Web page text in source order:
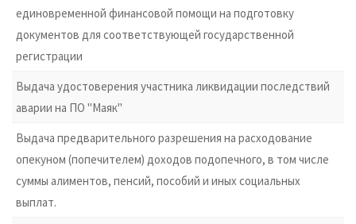
единовременной финансовой помощи на подготовку
документов для соответствующей государственной
регистрации
Выдача удостоверения участника ликвидации последствий
аварии на ПО "Маяк"
Выдача предварительного разрешения на расходование
опекуном (попечителем) доходов подопечного, в том числе
суммы алиментов, пенсий, пособий и иных социальных
выплат.